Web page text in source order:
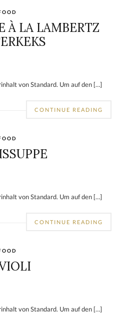
À LA LAMBERTZ
von Standard. Um auf den […]
CONTINUE READING
von Standard. Um auf den […]
CONTINUE READING
von Standard. Um auf den […]